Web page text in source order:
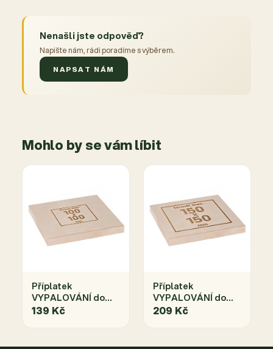
Nenašli jste odpověď?
Napište nám, rádi poradíme s výběrem.
NAPSAT NÁM
Mohlo by se vám líbit
Příplatek
VYPALOVÁNÍ do
rozměru
139 Kč
Příplatek
VYPALOVÁNÍ do
rozměru
209 Kč